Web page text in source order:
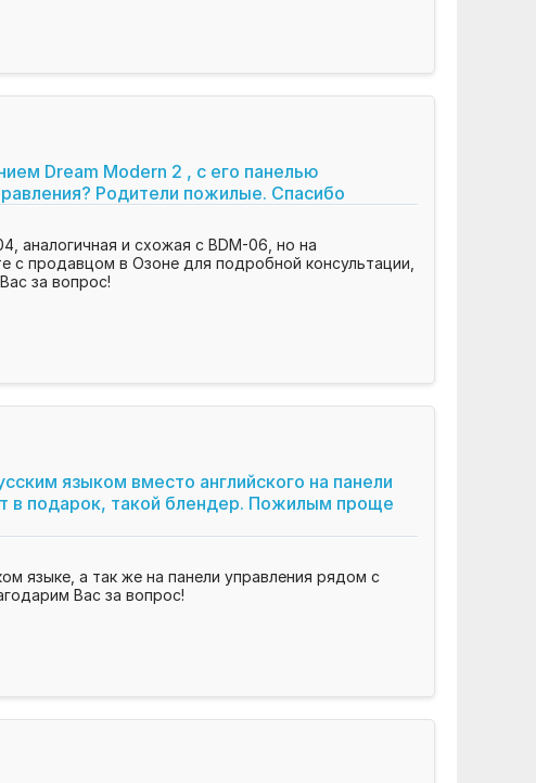
Dream Modern 2 , с его панелью
Родители пожилые. Спасибо
аналогичная и схожая с BDM-06, но на
с продавцом в Озоне для подробной консультации,
за вопрос!
языком вместо английского на панели
в подарок, такой блендер. Пожилым проще
языке, а так же на панели управления рядом с
Вас за вопрос!